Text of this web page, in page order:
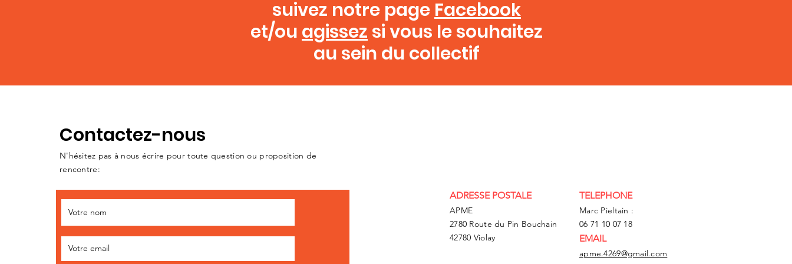
suivez notre page Facebook
et/ou agissez si vous le souhaitez
au sein du collectif
Contactez-nous
N'hésitez pas à nous écrire pour toute question ou proposition de
rencontre:
ADRESSE POSTALE
APME
2780 Route du Pin Bouchain
42780 Violay
TELEPHONE
Marc Pieltain :
06 71 10 07 18
EMAIL
apme.4269@gmail.com